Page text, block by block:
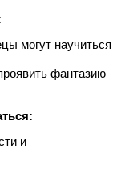
могут научиться
фантазию
и